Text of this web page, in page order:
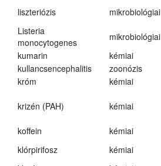
liszteriózis
mikrobiológiai
Listeria
monocytogenes
mikrobiológiai
kumarin
kémiai
kullancsencephalitis
zoonózis
króm
kémiai
krizén (PAH) kémiai
koffein
kémiai
klórpirifosz
kémiai